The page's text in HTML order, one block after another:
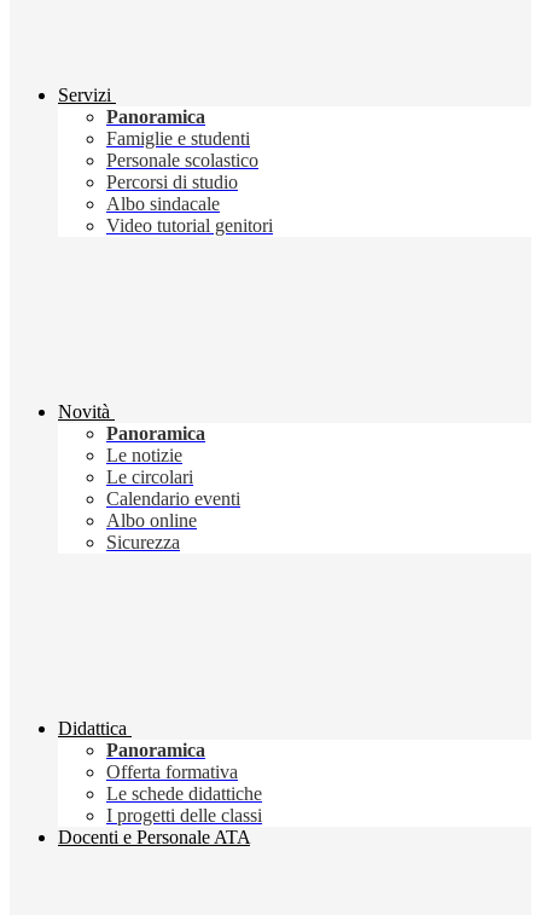
Servizi
Panoramica
Famiglie e studenti
Personale scolastico
Percorsi di studio
Albo sindacale
Video tutorial genitori
Novità
Panoramica
Le notizie
Le circolari
Calendario eventi
Albo online
Sicurezza
Didattica
Panoramica
Offerta formativa
Le schede didattiche
I progetti delle classi
Docenti e Personale ATA